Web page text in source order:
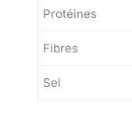
Protéines
Fibres
Sel